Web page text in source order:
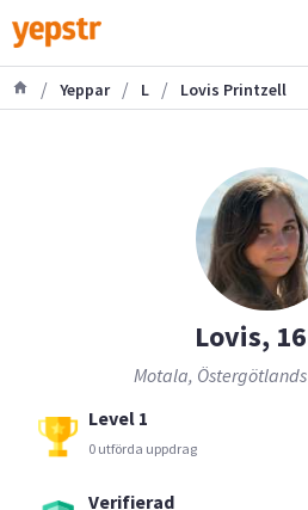
/ Yeppar / L / Lovis Printzell
Lovis,
Motala,
Level 1
0 utförda uppdrag
Verifierad